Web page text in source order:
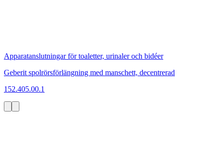
Apparatanslutningar för toaletter, urinaler och bidéer
Geberit spolrörsförlängning med manschett, decentrerad
152.405.00.1